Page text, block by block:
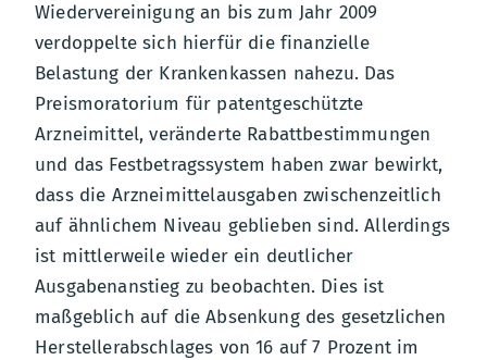
Wiedervereinigung an bis zum Jahr 2009
verdoppelte sich hierfür die finanzielle
Belastung der Krankenkassen nahezu. Das
Preismoratorium für patentgeschützte
Arzneimittel, veränderte Rabattbestimmungen
und das Festbetragssystem haben zwar bewirkt,
dass die Arzneimittelausgaben zwischenzeitlich
auf ähnlichem Niveau geblieben sind. Allerdings
ist mittlerweile wieder ein deutlicher
Ausgabenanstieg zu beobachten. Dies ist
maßgeblich auf die Absenkung des gesetzlichen
Herstellerabschlages von 16 auf 7 Prozent im